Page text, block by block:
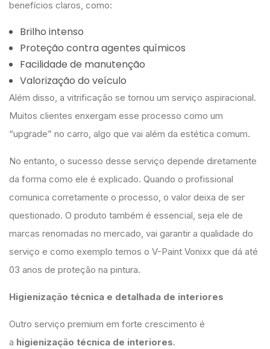
benefícios claros, como:
Brilho intenso
Proteção contra agentes químicos
Facilidade de manutenção
Valorização do veículo
Além disso, a vitrificação se tornou um serviço aspiracional.
Muitos clientes enxergam esse processo como um
“upgrade” no carro, algo que vai além da estética comum.
No entanto, o sucesso desse serviço depende diretamente
da forma como ele é explicado. Quando o profissional
comunica corretamente o processo, o valor deixa de ser
questionado. O produto também é essencial, seja ele de
marcas renomadas no mercado, vai garantir a qualidade do
serviço e como exemplo temos o V-Paint Vonixx que dá até
03 anos de proteção na pintura.
Higienização técnica e detalhada de interiores
Outro serviço premium em forte crescimento é
a higienização técnica de interiores.